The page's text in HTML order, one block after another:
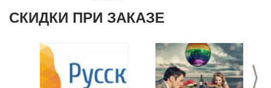
СКИДКИ ПРИ ЗАКАЗЕ
>